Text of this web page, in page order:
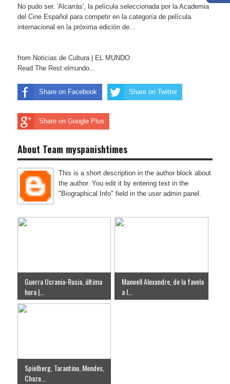
No pudo ser. 'Alcarràs', la película seleccionada por la Academia
del Cine Español para competir en la categoría de película
internacional en la próxima edición de...
from Noticias de Cultura | EL MUNDO
Read The Rest:elmundo...
Share on Facebook Share on Twitter
Share on Google Plus
About Team myspanishtimes
This is a short description in the author block about
the author. You edit it by entering text in the
"Biographical Info" field in the user admin panel.
Guerra Ucrania-Rusia, última
hora |...
Maxwell Alexandre, de la favela
a l...
Spielberg, Tarantino, Mendes,
Chaze...